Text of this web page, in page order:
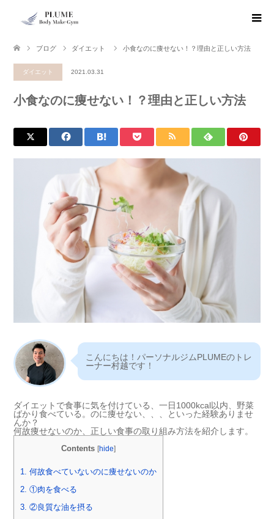
ブログ ダイエット 小食なのに痩せない！？理由と正しい方法
ダイエット 2021.03.31
小食なのに痩せない！？理由と正しい方法
こんにちは！パーソナルジムPLUMEのトレ
ーナー村越です！
ダイエットで食事に気を付けている、一日1000kcal以内、野菜
ばかり食べている。のに痩せない、、、といった経験ありませ
んか？
何故痩せないのか、正しい食事の取り組み方法を紹介します。
Contents [hide]
1.
何故食べていないのに痩せないのか
2. ①肉を食べる
3. ②良質な油を摂る